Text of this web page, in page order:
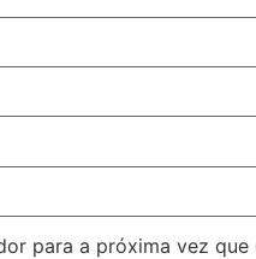
para a próxima vez que